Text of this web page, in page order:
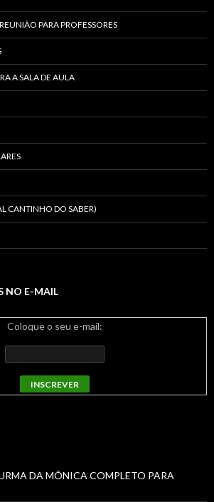
PARA PROFESSORES
A SALA DE AULA
CANTINHO DO SABER)
NO E-MAIL
Coloque o seu e-mail:
DA MÔNICA COMPLETO PARA